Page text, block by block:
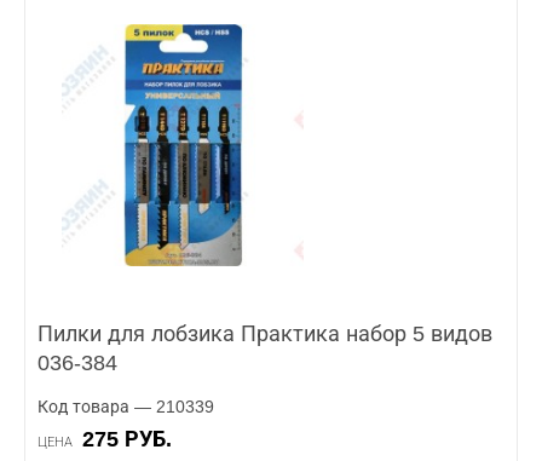
Пилки для лобзика Практика набор 5 видов
036-384
Код товара — 210339
ЦЕНА 275 РУБ.